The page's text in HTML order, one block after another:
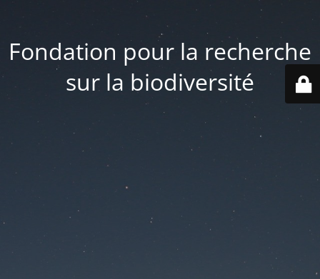
Fondation pour la recherche
sur la biodiversité